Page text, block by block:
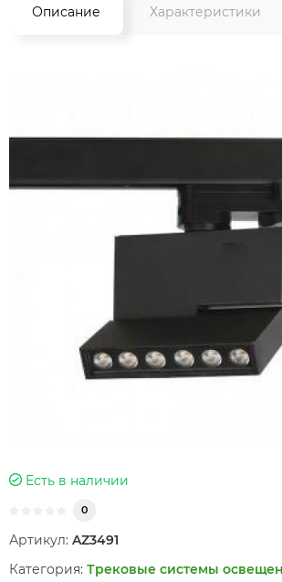
Описание Характеристики
Есть в наличии
0
Артикул: AZ3491
Категория: Трековые системы